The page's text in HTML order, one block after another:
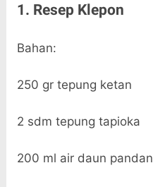
1. Resep Klepon
Bahan:
250 gr tepung ketan
2 sdm tepung tapioka
200 ml air daun pandan